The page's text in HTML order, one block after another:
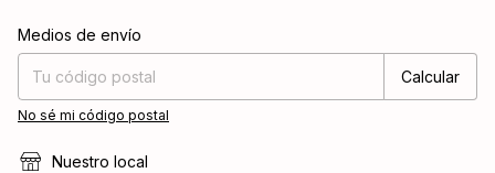
Entregas para el CP:
Medios de envío
Calcular
No sé mi código postal
Nuestro local